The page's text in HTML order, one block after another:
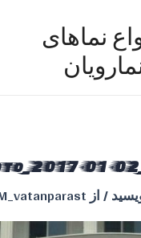
نماهای
01-
/ از